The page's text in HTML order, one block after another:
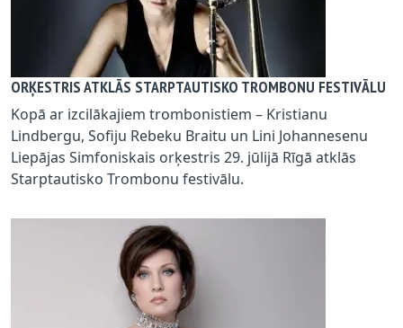
ORĶESTRIS ATKLĀS STARPTAUTISKO TROMBONU FESTIVĀLU
Kopā ar izcilākajiem trombonistiem – Kristianu
Lindbergu, Sofiju Rebeku Braitu un Lini Johannesenu
Liepājas Simfoniskais orķestris 29. jūlijā Rīgā atklās
Starptautisko Trombonu festivālu.